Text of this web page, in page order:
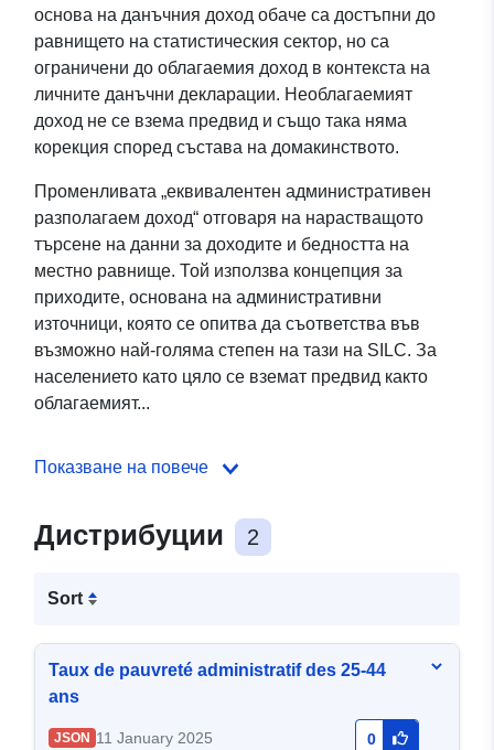
основа на данъчния доход обаче са достъпни до
равнището на статистическия сектор, но са
ограничени до облагаемия доход в контекста на
личните данъчни декларации. Необлагаемият
доход не се взема предвид и също така няма
корекция според състава на домакинството.
Променливата „еквивалентен административен
разполагаем доход“ отговаря на нарастващото
търсене на данни за доходите и бедността на
местно равнище. Той използва концепция за
приходите, основана на административни
източници, която се опитва да съответства във
възможно най-голяма степен на тази на SILC. За
населението като цяло се вземат предвид както
облагаемият...
Показване на повече
Дистрибуции 2
Sort
Taux de pauvreté administratif des 25-44
ans
JSON 11 January 2025 0